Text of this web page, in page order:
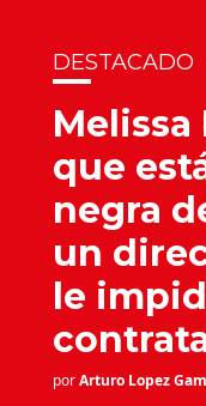
DESTACADO
Melissa
que
negra
un
le
porArturo Lopez